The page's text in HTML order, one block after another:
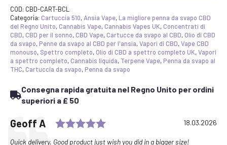
Blue
Cheese
quantità
COD: CBD-CART-BCL
Categoria: Cartuccia 510, Ansia Vape,La migliore penna da svapo CBD
del Regno Unito,Cannabis Vape,Cannabis Vapes UK,Concentrati di
CBD,CBD per il sonno,CBD Vape,Cartucce da svapo al CBD,Olio di CBD
da svapo,Penne da svapo al CBD per l'ansia,Vapori di CBD,Vape CBD
monouso, Spettro completo,Olio di CBD a spettro completo UK,Vapori
a spettro completo,Cannabis liquida, Terpene Vape,Penna da svapo al
THC,Cartuccia da svapo,Penna da svapo
Consegna rapida gratuita nel Regno Unito per ordini
superiori a £ 50
Testimonial
Author:
Geoff A Rating: 5.0 out of 5 stars
Date:
18.03.2026
Text:
Quick delivery. Good product just wish you did in a bigger size!